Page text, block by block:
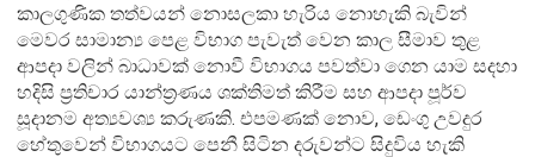
කාලගුණික තත්වයන් නොසලකා හැරිය නොහැකි බැවින්
මෙවර සාමාන්‍ය පෙළ විභාග පැවැත් වෙන කාල සීමාව තුළ
ආපදා වලින් බාධාවක් නොවී විභාගය පවත්වා ගෙන යාම සදහා
හදිසි ප්‍රතිචාර යාන්ත්‍රණය ශක්තිමත් කිරීම සහ ආපදා පූර්ව
සූදානම අත්‍යවශ්‍ය කරුණකි. එපමණක් නොව, ඩෙංගු උවදුර
හේතුවෙන් විභාගයට පෙනී සිටින දරුවන්ට සිදුවිය හැකි